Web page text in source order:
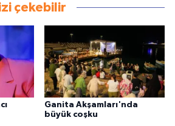
çekebilir
Ganita Akşamları'nda
büyük coşku